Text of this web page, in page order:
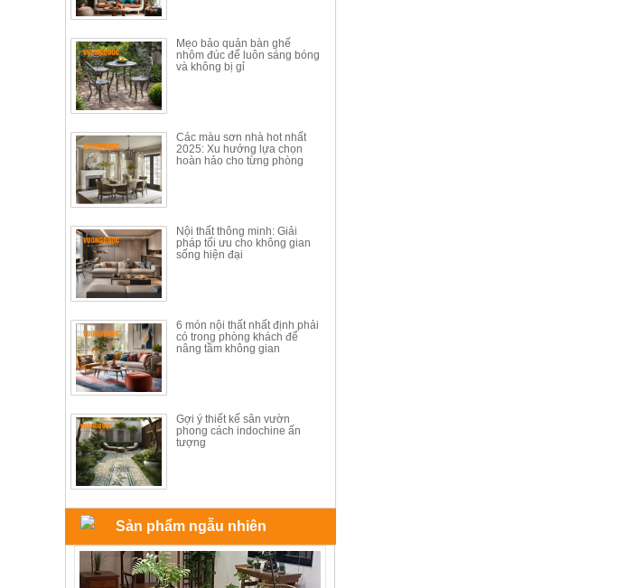
Mẹo bảo quản bàn ghế
nhôm đúc để luôn sáng bóng
và không bị gỉ
Các màu sơn nhà hot nhất
2025: Xu hướng lựa chọn
hoàn hảo cho từng phòng
Nội thất thông minh: Giải
pháp tối ưu cho không gian
sống hiện đại
6 món nội thất nhất định phải
có trong phòng khách để
nâng tầm không gian
Gợi ý thiết kế sân vườn
phong cách indochine ấn
tượng
Sản phẩm ngẫu nhiên